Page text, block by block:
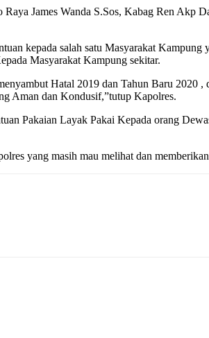
James Wanda S.Sos, Kabag Ren Akp
kepada salah satu Masyarakat
Masyarakat Kampung sekitar.
Hatal 2019 dan Tahun Baru
Aman dan Kondusif,”tutup Kapolres.
Pakaian Layak Pakai Kepada orang
yang masih mau melihat dan